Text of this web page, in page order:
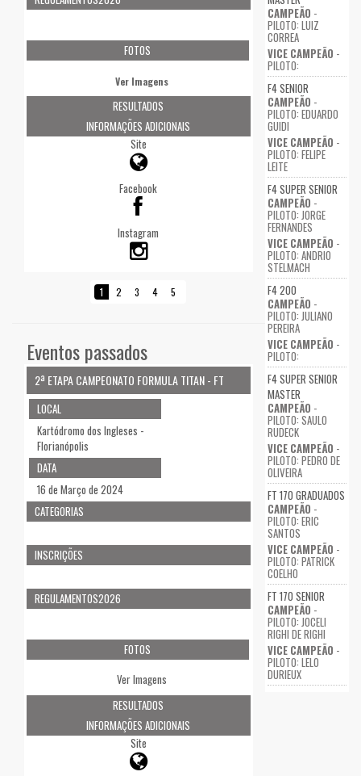
FOTOS
Ver Imagens
RESULTADOS
INFORMAÇÕES ADICIONAIS
Site
Facebook
Instagram
1 2 3 4 5
Eventos passados
2ª ETAPA CAMPEONATO FORMULA TITAN - FT
LOCAL
Kartódromo dos Ingleses -
Florianópolis
DATA
16 de Março de 2024
CATEGORIAS
INSCRIÇÕES
REGULAMENTOS2026
FOTOS
Ver Imagens
RESULTADOS
INFORMAÇÕES ADICIONAIS
Site
CAMPEÃO -
PILOTO: LUIZ
CORREA
VICE CAMPEÃO -
PILOTO:
F4 SENIOR
CAMPEÃO -
PILOTO: EDUARDO
GUIDI
VICE CAMPEÃO -
PILOTO: FELIPE
LEITE
F4 SUPER SENIOR
CAMPEÃO -
PILOTO: JORGE
FERNANDES
VICE CAMPEÃO -
PILOTO: ANDRIO
STELMACH
F4 200
CAMPEÃO -
PILOTO: JULIANO
PEREIRA
VICE CAMPEÃO -
PILOTO:
F4 SUPER SENIOR
MASTER
CAMPEÃO -
PILOTO: SAULO
RUDECK
VICE CAMPEÃO -
PILOTO: PEDRO DE
OLIVEIRA
FT 170 GRADUADOS
CAMPEÃO -
PILOTO: ERIC
SANTOS
VICE CAMPEÃO -
PILOTO: PATRICK
COELHO
FT 170 SENIOR
CAMPEÃO -
PILOTO: JOCELI
RIGHI DE RIGHI
VICE CAMPEÃO -
PILOTO: LELO
DURIEUX